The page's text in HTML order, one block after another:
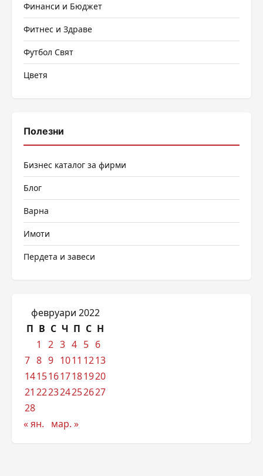
Финанси и Бюджет
Фитнес и Здраве
Футбол Свят
Цветя
Полезни
Бизнес каталог за фирми
Блог
Варна
Имоти
Пердета и завеси
февруари 2022
П В С Ч П С Н
1
2 3 4 5 6
7 8 9 1011 1213
14151617181920
21 222324252627
28
« ян.
мар. »